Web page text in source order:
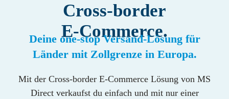
Cross-border
E-Commerce.
Deine one-stop Versand-Lösung für
Länder mit Zollgrenze in Europa.
Mit der Cross-border E-Commerce Lösung von MS
Direct verkaufst du einfach und mit nur einer